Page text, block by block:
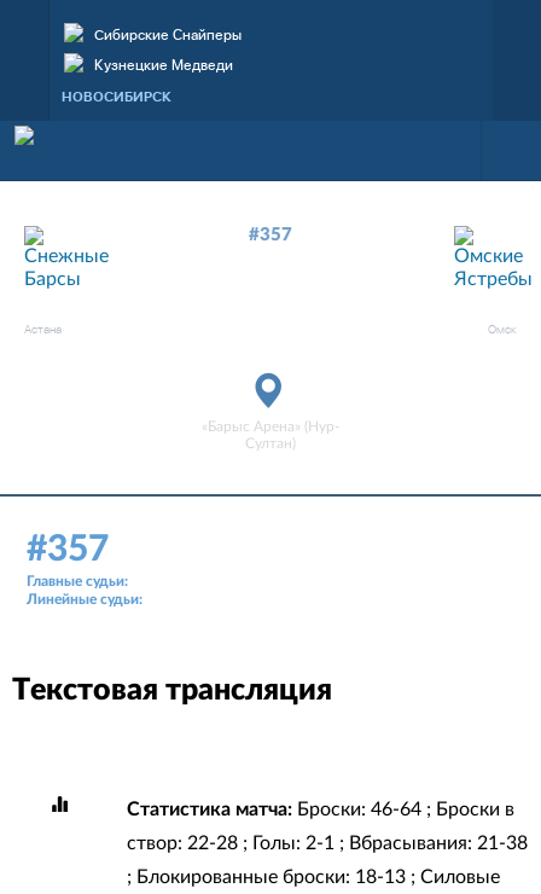
Сибирские Cнайперы
Кузнецкие Медведи
НОВОСИБИРСК
Астана
#357
«Барыс Арена» (Нур-
Султан)
Омск
#357
Главные судьи:
Линейные судьи:
Текстовая трансляция
Статистика матча:Броски: 46-64 ; Броски в
створ: 22-28 ; Голы: 2-1 ; Вбрасывания: 21-38
; Блокированные броски: 18-13 ; Силовые